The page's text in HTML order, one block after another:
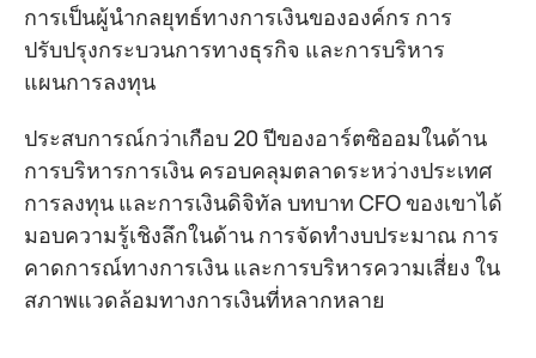
การเป็นผู้นำกลยุทธ์ทางการเงินขององค์กร การ
ปรับปรุงกระบวนการทางธุรกิจ และการบริหาร
แผนการลงทุน
ประสบการณ์กว่าเกือบ 20 ปีของอาร์ตซิออมในด้าน
การบริหารการเงิน ครอบคลุมตลาดระหว่างประเทศ
การลงทุน และการเงินดิจิทัล บทบาท CFO ของเขาได้
มอบความรู้เชิงลึกในด้าน การจัดทำงบประมาณ การ
คาดการณ์ทางการเงิน และการบริหารความเสี่ยง ใน
สภาพแวดล้อมทางการเงินที่หลากหลาย